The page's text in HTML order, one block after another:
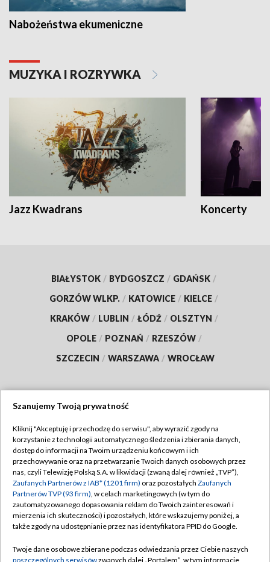
Nabożeństwa ekumeniczne
MUZYKA I ROZRYWKA
Jazz Kwadrans Koncerty
BIAŁYSTOK / BYDGOSZCZ / GDAŃSK /
GORZÓW WLKP. / KATOWICE / KIELCE /
KRAKÓW / LUBLIN / ŁÓDŹ / OLSZTYN /
OPOLE / POZNAŃ / RZESZÓW /
SZCZECIN / WARSZAWA / WROCŁAW
TVP
Abonament TVP
Emisja w TVP
Centrum informacji TVP
Naziemna Telewizja Cyfrowa
Rada Programowa
Regulamin TVP
Polityka prywatności
Moje zgody
Pomoc
Szanujemy Twoją prywatność
Kliknij "Akceptuję i przechodzę do serwisu", aby wyrazić zgody na
korzystanie z technologii automatycznego śledzenia i zbierania danych,
dostęp do informacji na Twoim urządzeniu końcowym i ich
przechowywanie oraz na przetwarzanie Twoich danych osobowych przez
nas, czyli Telewizję Polską S.A. w likwidacji (zwaną dalej również „TVP”),
Zaufanych Partnerów z IAB* (1201 firm) oraz pozostałych Zaufanych
Partnerów TVP (93 firm), w celach marketingowych (w tym do
zautomatyzowanego dopasowania reklam do Twoich zainteresowań i
mierzenia ich skuteczności) i pozostałych, które wskazujemy poniżej, a
także zgody na udostępnianie przez nas identyfikatora PPID do Google.
Twoje dane osobowe zbierane podczas odwiedzania przez Ciebie naszych
poszczególnych serwisówzwanych dalej „Portalem”, w tym informacje